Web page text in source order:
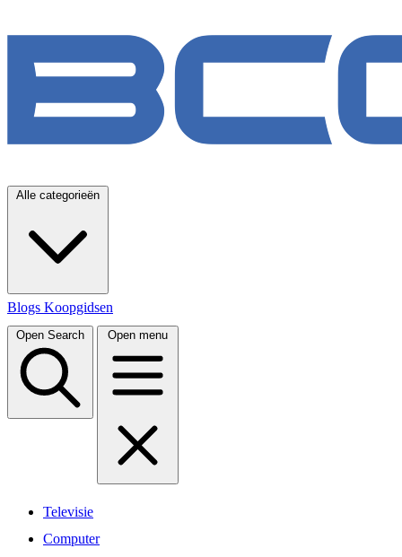
Alle categorieën
Blogs Koopgidsen
Open Search Open menu
Televisie
Computer